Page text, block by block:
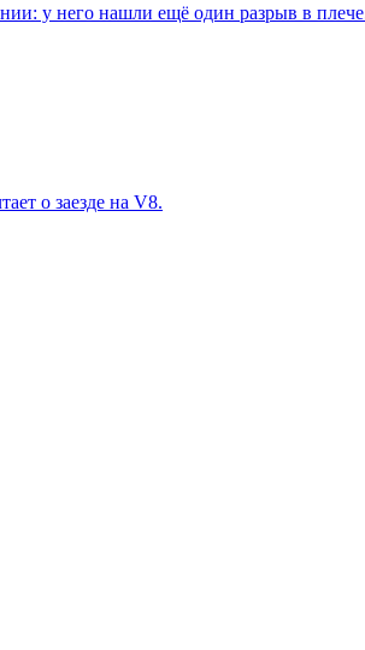
у него нашли ещё один разрыв в
о заезде на V8.